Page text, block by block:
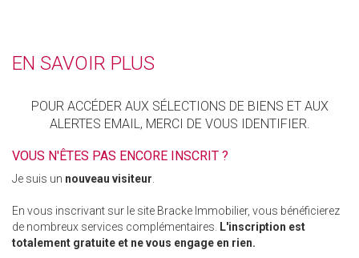
EN SAVOIR PLUS
POUR ACCÉDER AUX SÉLECTIONS DE BIENS ET AUX
ALERTES EMAIL, MERCI DE VOUS IDENTIFIER.
VOUS N'ÊTES PAS ENCORE INSCRIT ?
Je suis un nouveau visiteur.
En vous inscrivant sur le site Bracke Immobilier, vous bénéficierez
de nombreux services complémentaires. L'inscription est
totalement gratuite et ne vous engage en rien.